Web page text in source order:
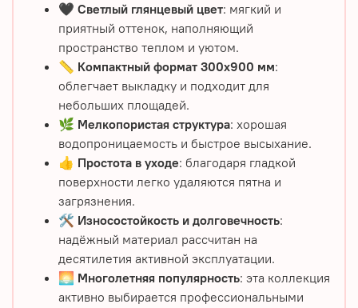
🖤 Светлый глянцевый цвет: мягкий и
приятный оттенок, наполняющий
пространство теплом и уютом.
📏 Компактный формат 300х900 мм:
облегчает выкладку и подходит для
небольших площадей.
🌿 Мелкопористая структура: хорошая
водопроницаемость и быстрое высыхание.
👍 Простота в уходе: благодаря гладкой
поверхности легко удаляются пятна и
загрязнения.
🛠️ Износостойкость и долговечность:
надёжный материал рассчитан на
десятилетия активной эксплуатации.
🌅 Многолетняя популярность: эта коллекция
активно выбирается профессиональными